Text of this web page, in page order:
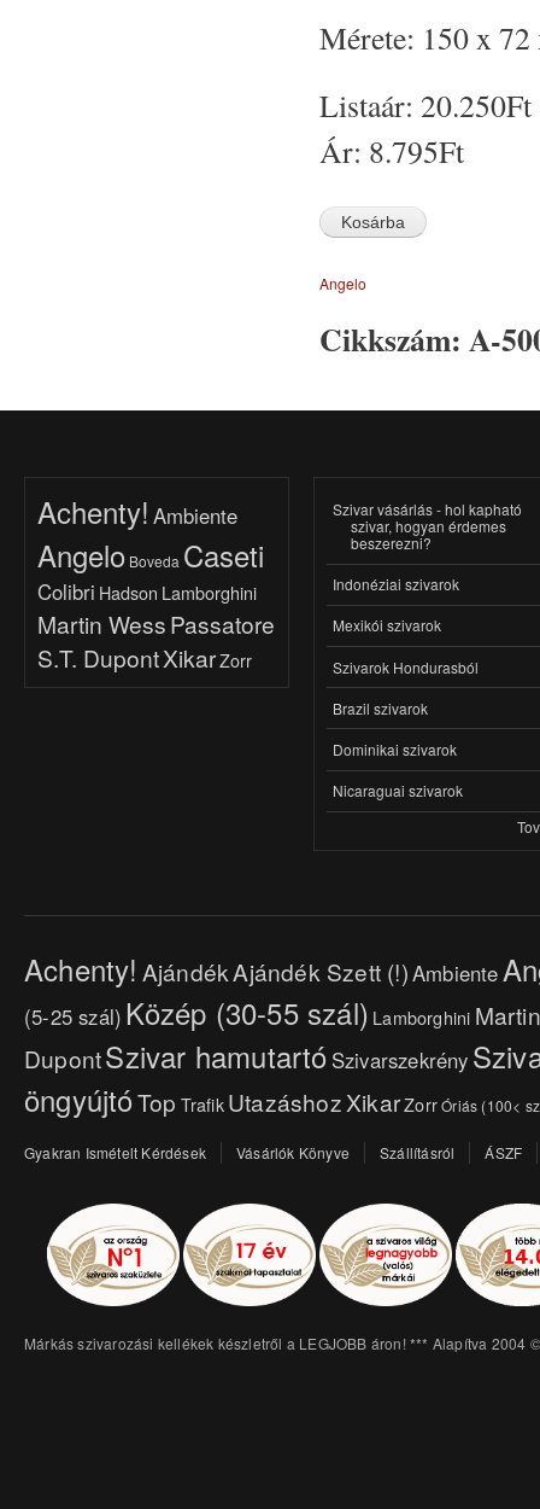
Mérete: 150 x
Listaár: 20.250Ft
Ár: 8.795Ft
Angelo
Cikkszám: A-
Achenty! Ambiente
Angelo Boveda Caseti
Colibri Hadson Lamborghini
Martin WessPassatore
S.T. DupontXikarZorr
Szivar vásárlás - hol kapható
szivar, hogyan érdemes
beszerezni?
Indonéziai szivarok
Mexikói szivarok
Szivarok Hondurasból
Brazil szivarok
Dominikai szivarok
Nicaraguai szivarok
Achenty! AjándékAjándék Szett (!)Ambiente
(5-25 szál) Közép (30-55 szál) Lamborghini
DupontSzivar hamutartó Szivarszekrény
öngyújtóTop TrafikUtazáshozXikarZorrÓriás (100<
Gyakran Ismételt Kérdések Vásárlók Könyve Szállításról ÁSZF
Márkás szivarozási kellékek készletről a LEGJOBB áron! *** Alapítva 2004